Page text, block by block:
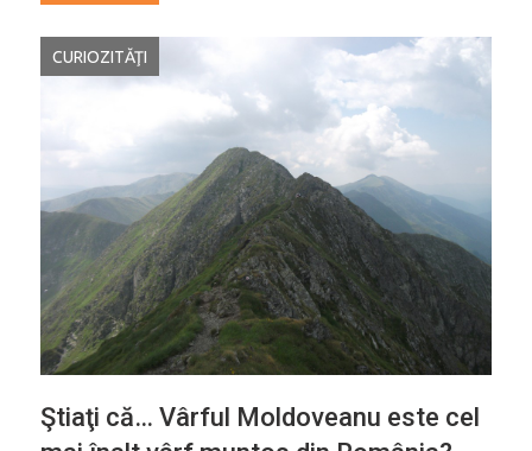
CURIOZITĂŢI
Ştiaţi că… Vârful Moldoveanu este cel